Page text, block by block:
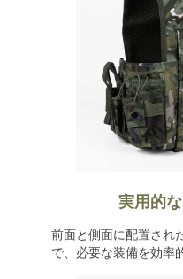
実用的
前面と側面に配置され
で、必要な装備を効率